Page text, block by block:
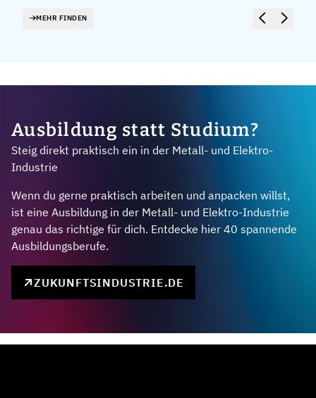
MEHR FINDEN
Ausbildung statt Studium?
Steig direkt praktisch ein in der Metall- und Elektro-
Industrie
Wenn du gerne praktisch arbeiten und anpacken willst,
ist eine Ausbildung in der Metall- und Elektro-Industrie
genau das richtige für dich. Entdecke hier 40 spannende
Ausbildungsberufe.
ZUKUNFTSINDUSTRIE.DE